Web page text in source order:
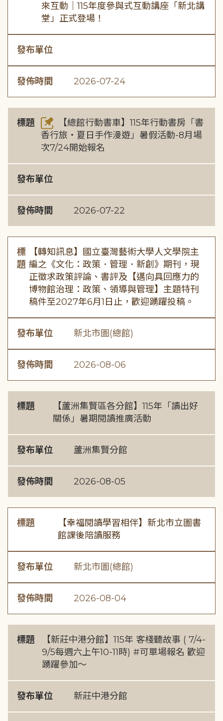
來互動｜115年度參與式互動講座「新北講
堂」正式登場！
發布單位
發佈時間 2026-07-24
標題
【總館行動書車】115年行動書房「書
香行旅・夏日手作漫遊」暑假活動-8月場
次7/24開始報名
發布單位
發佈時間 2026-07-22
標
題
【轉知訊息】國立臺灣藝術大學人文學院主
編之《文化：政策．管理．新創》期刊，現
正徵求政策評論、書評及【邁向具回應力的
博物館治理：政策、領導與管理】主題特刊
稿件至2027年6月1日止，歡迎踴躍投稿。
發布單位 新北市圖(總館)
發佈時間 2026-08-06
標題
【蘆洲集賢區各分館】115年「讀出好
關係」暑期閱讀推廣活動
發布單位 蘆洲集賢分館
發佈時間 2026-08-05
標題
【幸福閱讀學習相伴】新北市立圖書
館課後陪讀服務
發布單位 新北市圖(總館)
發佈時間 2026-08-04
標題
【新莊中港分館】115年 客棧聽故事 ( 7/4-
9/5每週六上午10-11時) #可單場報名 歡迎
踴躍參加～
發布單位 新莊中港分館